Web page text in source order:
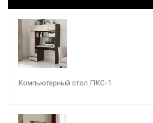
Компьютерный стол ПКС-1